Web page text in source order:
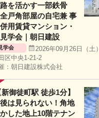
を活かす一部鉄骨
戸角部屋の自宅兼 事
用賃貸マンション・
学会｜朝日建設
学会
2026年09月26日（土）
区中央1-21-2
：朝日建設株式会社
新御徒町駅 徒歩1分】
は見られない！角地
した地上10階テナン